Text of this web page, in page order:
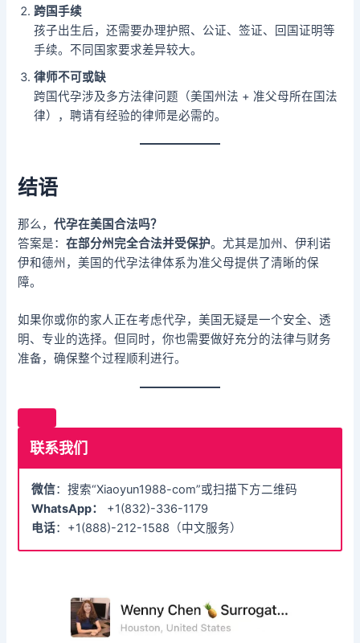
跨国手续
孩子出生后，还需要办理护照、公证、签证、回国证明等
手续。不同国家要求差异较大。
律师不可或缺
跨国代孕涉及多方法律问题（美国州法 + 准父母所在国法
律），聘请有经验的律师是必需的。
结语
那么，代孕在美国合法吗？
答案是：在部分州完全合法并受保护。尤其是加州、伊利诺
伊和德州，美国的代孕法律体系为准父母提供了清晰的保
障。
如果你或你的家人正在考虑代孕，美国无疑是一个安全、透
明、专业的选择。但同时，你也需要做好充分的法律与财务
准备，确保整个过程顺利进行。
联系我们
微信：搜索“Xiaoyun1988-com”或扫描下方二维码
WhatsApp：
+1(832)-336-1179
电话：+1(888)-212-1588（中文服务）